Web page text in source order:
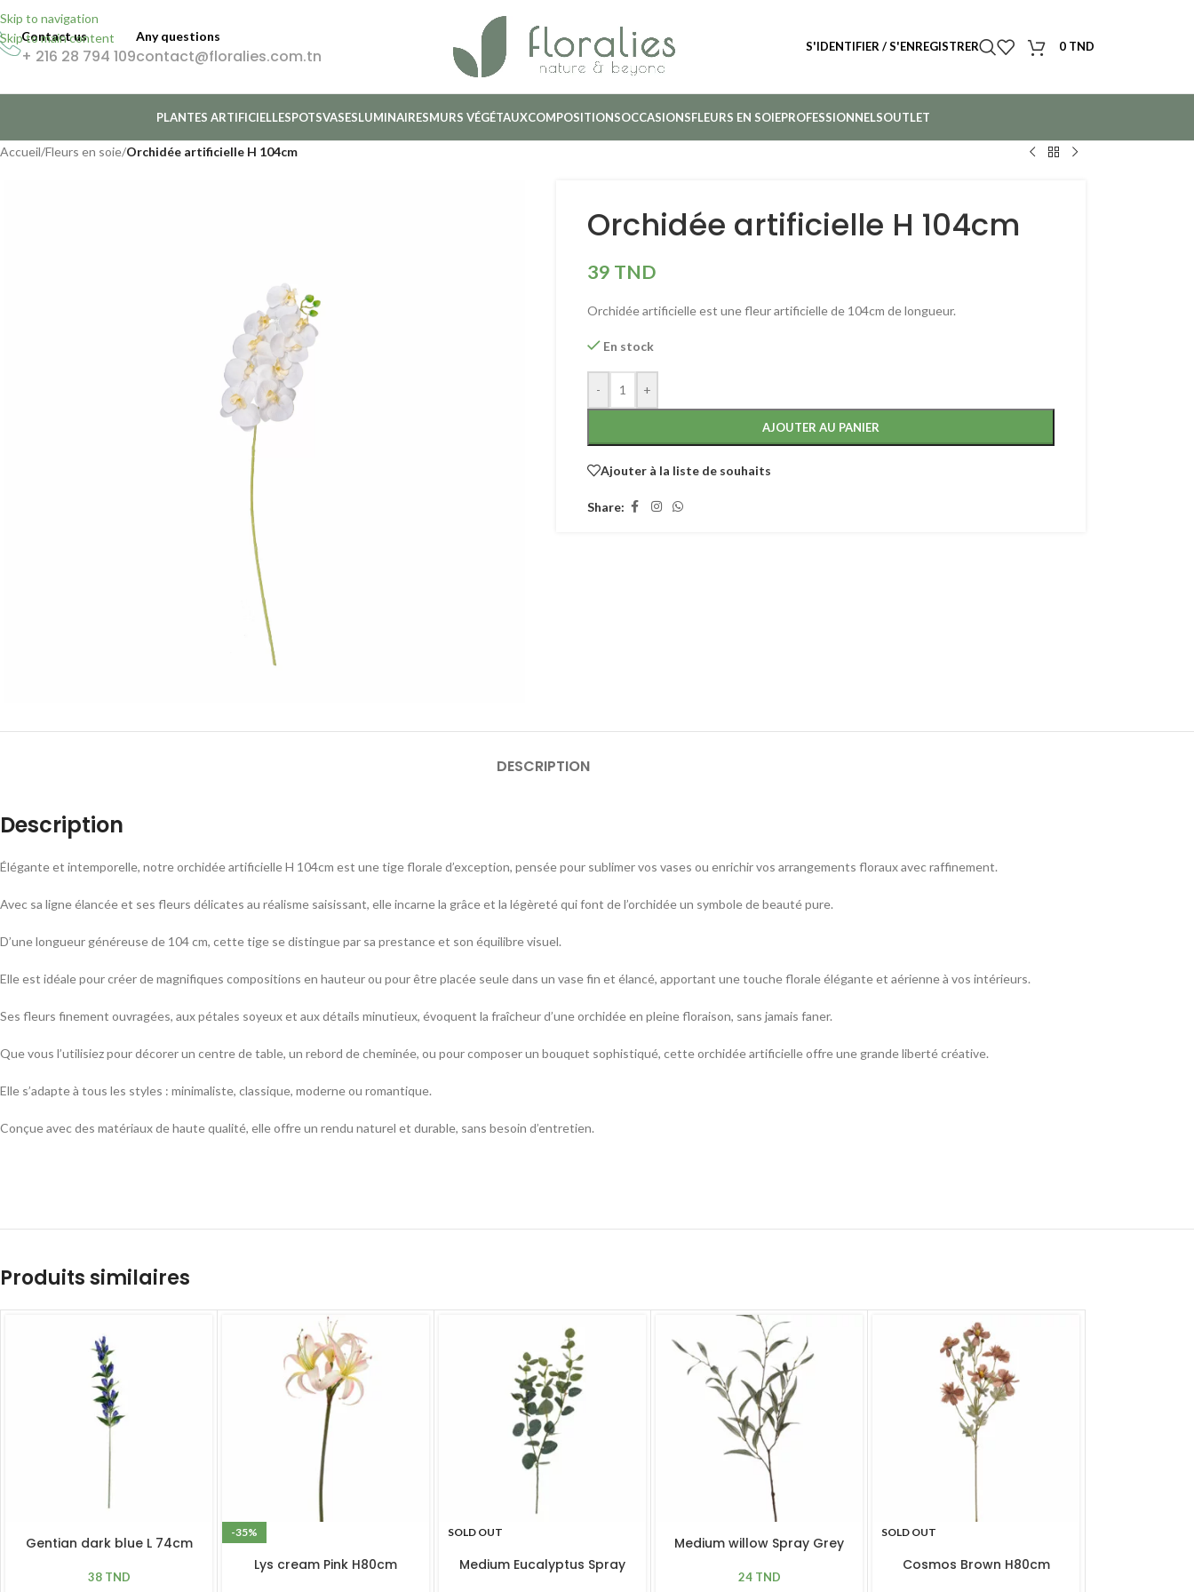
Skip to navigation
Skip to main content
Contact us
+ 216 28 794 109
Any questions
contact@floralies.com.tn S'IDENTIFIER / S'ENREGISTRER 0 TND
PLANTES ARTIFICIELLESPOTSVASESLUMINAIRESMURS VÉGÉTAUXCOMPOSITIONSOCCASIONSFLEURS EN SOIEPROFESSIONNELSOUTLET
Accueil/Fleurs en soie/Orchidée artificielle H 104cm
Orchidée artificielle H 104cm
39 TND
Orchidée artificielle est une fleur artificielle de 104cm de longueur.
En stock
- +
AJOUTER AU PANIER
Ajouter à la liste de souhaits
Share:
DESCRIPTION
Description
Élégante et intemporelle, notre orchidée artificielle H 104cm est une tige florale d’exception, pensée pour sublimer vos vases ou enrichir vos arrangements floraux avec raffinement.
Avec sa ligne élancée et ses fleurs délicates au réalisme saisissant, elle incarne la grâce et la légèreté qui font de l’orchidée un symbole de beauté pure.
D’une longueur généreuse de 104 cm, cette tige se distingue par sa prestance et son équilibre visuel.
Elle est idéale pour créer de magnifiques compositions en hauteur ou pour être placée seule dans un vase fin et élancé, apportant une touche florale élégante et aérienne à vos intérieurs.
Ses fleurs finement ouvragées, aux pétales soyeux et aux détails minutieux, évoquent la fraîcheur d’une orchidée en pleine floraison, sans jamais faner.
Que vous l’utilisiez pour décorer un centre de table, un rebord de cheminée, ou pour composer un bouquet sophistiqué, cette orchidée artificielle offre une grande liberté créative.
Elle s’adapte à tous les styles : minimaliste, classique, moderne ou romantique.
Conçue avec des matériaux de haute qualité, elle offre un rendu naturel et durable, sans besoin d’entretien.
Produits similaires
Gentian dark blue L 74cm
38 TND
-35%
Lys cream Pink H80cm
SOLD OUT
Medium Eucalyptus Spray
Medium willow Spray Grey
24 TND
SOLD OUT
Cosmos Brown H80cm